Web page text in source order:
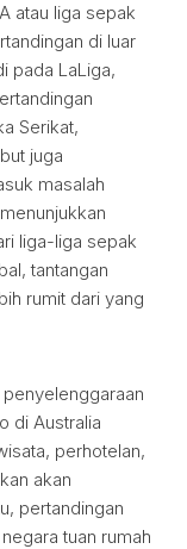
atau liga sepak
di luar
pada LaLiga,
Serikat,
juga
masalah
liga-liga sepak
tantangan
rumit dari yang
di Australia
perhotelan,
akan
pertandingan
tuan rumah